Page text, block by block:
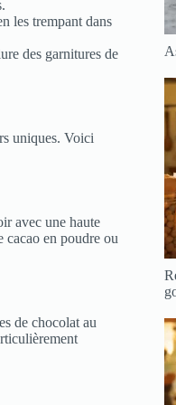
les trempant dans
des garnitures de
uniques. Voici
avec une haute
cacao en poudre ou
de chocolat au